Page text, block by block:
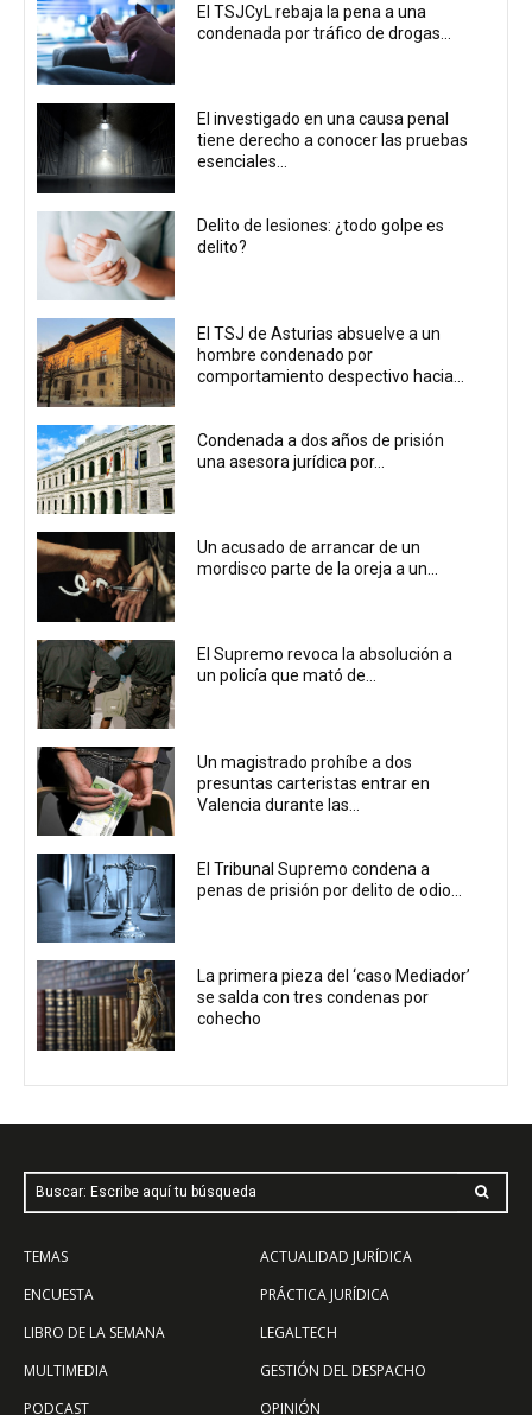
El TSJCyL rebaja la pena a una
condenada por tráfico de drogas...
El investigado en una causa penal
tiene derecho a conocer las pruebas
esenciales...
Delito de lesiones: ¿todo golpe es
delito?
El TSJ de Asturias absuelve a un
hombre condenado por
comportamiento despectivo hacia...
Condenada a dos años de prisión
una asesora jurídica por...
Un acusado de arrancar de un
mordisco parte de la oreja a un...
El Supremo revoca la absolución a
un policía que mató de...
Un magistrado prohíbe a dos
presuntas carteristas entrar en
Valencia durante las...
El Tribunal Supremo condena a
penas de prisión por delito de odio...
La primera pieza del ‘caso Mediador’
se salda con tres condenas por
cohecho
Buscar: Escribe aquí tu búsqueda
TEMAS
ENCUESTA
LIBRO DE LA SEMANA
MULTIMEDIA
PODCAST
ACTUALIDAD JURÍDICA
PRÁCTICA JURÍDICA
LEGALTECH
GESTIÓN DEL DESPACHO
OPINIÓN